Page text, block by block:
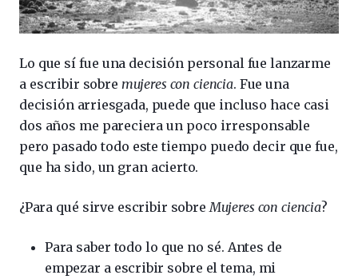
Lo que sí fue una decisión personal fue lanzarme
a escribir sobre mujeres con ciencia. Fue una
decisión arriesgada, puede que incluso hace casi
dos años me pareciera un poco irresponsable
pero pasado todo este tiempo puedo decir que fue,
que ha sido, un gran acierto.
¿Para qué sirve escribir sobreMujeres con ciencia?
­Para saber todo lo que no sé. Antes de
empezar a escribir sobre el tema, mi